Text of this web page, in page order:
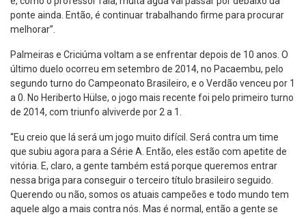
ponte ainda. Então, é continuar trabalhando firme para procurar
melhorar”.
Palmeiras e Criciúma voltam a se enfrentar depois de 10 anos. O
último duelo ocorreu em setembro de 2014, no Pacaembu, pelo
segundo turno do Campeonato Brasileiro, e o Verdão venceu por 1
a 0. No Heriberto Hülse, o jogo mais recente foi pelo primeiro turno
de 2014, com triunfo alviverde por 2 a 1.
“Eu creio que lá será um jogo muito difícil. Será contra um time
que subiu agora para a Série A. Então, eles estão com apetite de
vitória. E, claro, a gente também está porque queremos entrar
nessa briga para conseguir o terceiro título brasileiro seguido.
Querendo ou não, somos os atuais campeões e todo mundo tem
aquele algo a mais contra nós. Mas é normal, então a gente se